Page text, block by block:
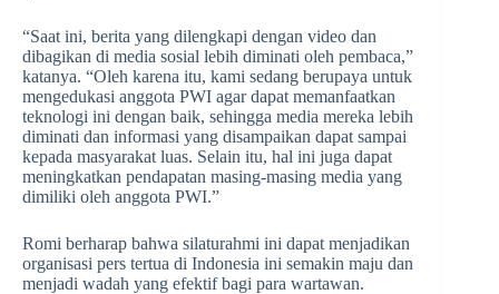
“Saat ini, berita yang dilengkapi dengan video dan
dibagikan di media sosial lebih diminati oleh pembaca,”
katanya. “Oleh karena itu, kami sedang berupaya untuk
mengedukasi anggota PWI agar dapat memanfaatkan
teknologi ini dengan baik, sehingga media mereka lebih
diminati dan informasi yang disampaikan dapat sampai
kepada masyarakat luas. Selain itu, hal ini juga dapat
meningkatkan pendapatan masing-masing media yang
dimiliki oleh anggota PWI.”
Romi berharap bahwa silaturahmi ini dapat menjadikan
organisasi pers tertua di Indonesia ini semakin maju dan
menjadi wadah yang efektif bagi para wartawan.